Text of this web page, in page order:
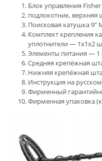
Блок управления Fisher
подлокотник, верхняя
Поисковая катушка 9"
Комплект крепления
уплотнители — 1х1х2
Элементы питания — 1
Средняя крепёжная
Нижняя крепёжная
Инструкция на
Фирменный
Фирменная упаковка